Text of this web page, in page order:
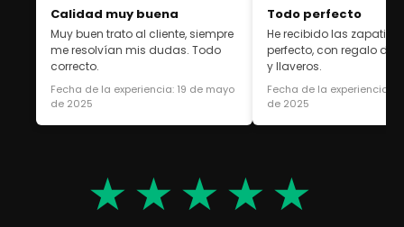
Calidad muy buena
Muy buen trato al cliente, siempre
me resolvían mis dudas. Todo
correcto.
Fecha de la experiencia: 19 de mayo
de 2025
Todo perfecto
He recibido las
perfecto, con regalo de
y llaveros.
Fecha de la experiencia:
de 2025
★★★★★